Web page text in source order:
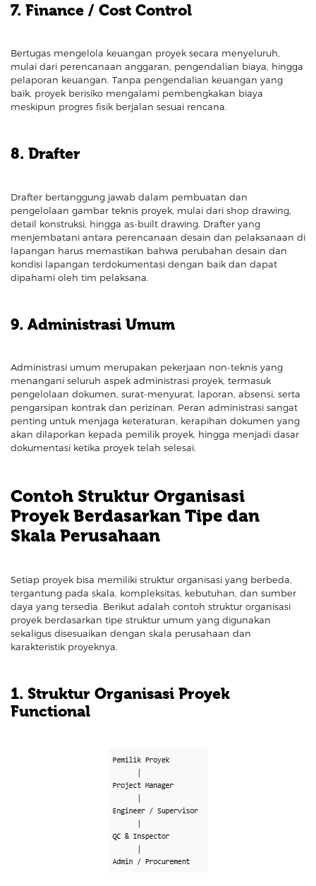
7. Finance / Cost Control
Bertugas mengelola keuangan proyek secara menyeluruh,
mulai dari perencanaan anggaran, pengendalian biaya, hingga
pelaporan keuangan. Tanpa pengendalian keuangan yang
baik, proyek berisiko mengalami pembengkakan biaya
meskipun progres fisik berjalan sesuai rencana.
8. Drafter
Drafter bertanggung jawab dalam pembuatan dan
pengelolaan gambar teknis proyek, mulai dari shop drawing,
detail konstruksi, hingga as-built drawing. Drafter yang
menjembatani antara perencanaan desain dan pelaksanaan di
lapangan harus memastikan bahwa perubahan desain dan
kondisi lapangan terdokumentasi dengan baik dan dapat
dipahami oleh tim pelaksana.
9. Administrasi Umum
Administrasi umum merupakan pekerjaan non-teknis yang
menangani seluruh aspek administrasi proyek, termasuk
pengelolaan dokumen, surat-menyurat, laporan, absensi, serta
pengarsipan kontrak dan perizinan. Peran administrasi sangat
penting untuk menjaga keteraturan, kerapihan dokumen yang
akan dilaporkan kepada pemilik proyek, hingga menjadi dasar
dokumentasi ketika proyek telah selesai.
Contoh Struktur Organisasi
Proyek Berdasarkan Tipe dan
Skala Perusahaan
Setiap proyek bisa memiliki struktur organisasi yang berbeda,
tergantung pada skala, kompleksitas, kebutuhan, dan sumber
daya yang tersedia. Berikut adalah contoh struktur organisasi
proyek berdasarkan tipe struktur umum yang digunakan
sekaligus disesuaikan dengan skala perusahaan dan
karakteristik proyeknya.
1. Struktur Organisasi Proyek
Functional